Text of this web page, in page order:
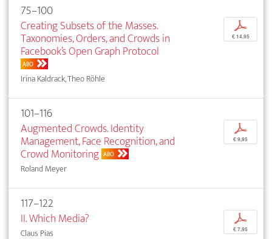
75–100
Creating Subsets of the Masses.
Taxonomies, Orders, and Crowds in
Facebook’s Open Graph Protocol
ABO
Irina Kaldrack, Theo Röhle
p
€ 14,95
101–116
Augmented Crowds. Identity
Management, Face Recognition, and
Crowd Monitoring ABO
Roland Meyer
p
€ 9,95
117–122
II. Which Media?
Claus Pias
p
€ 7,95